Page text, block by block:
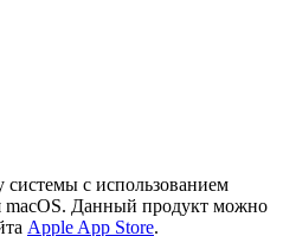
с использованием
macOS. Данный продукт можно
Apple App Store.